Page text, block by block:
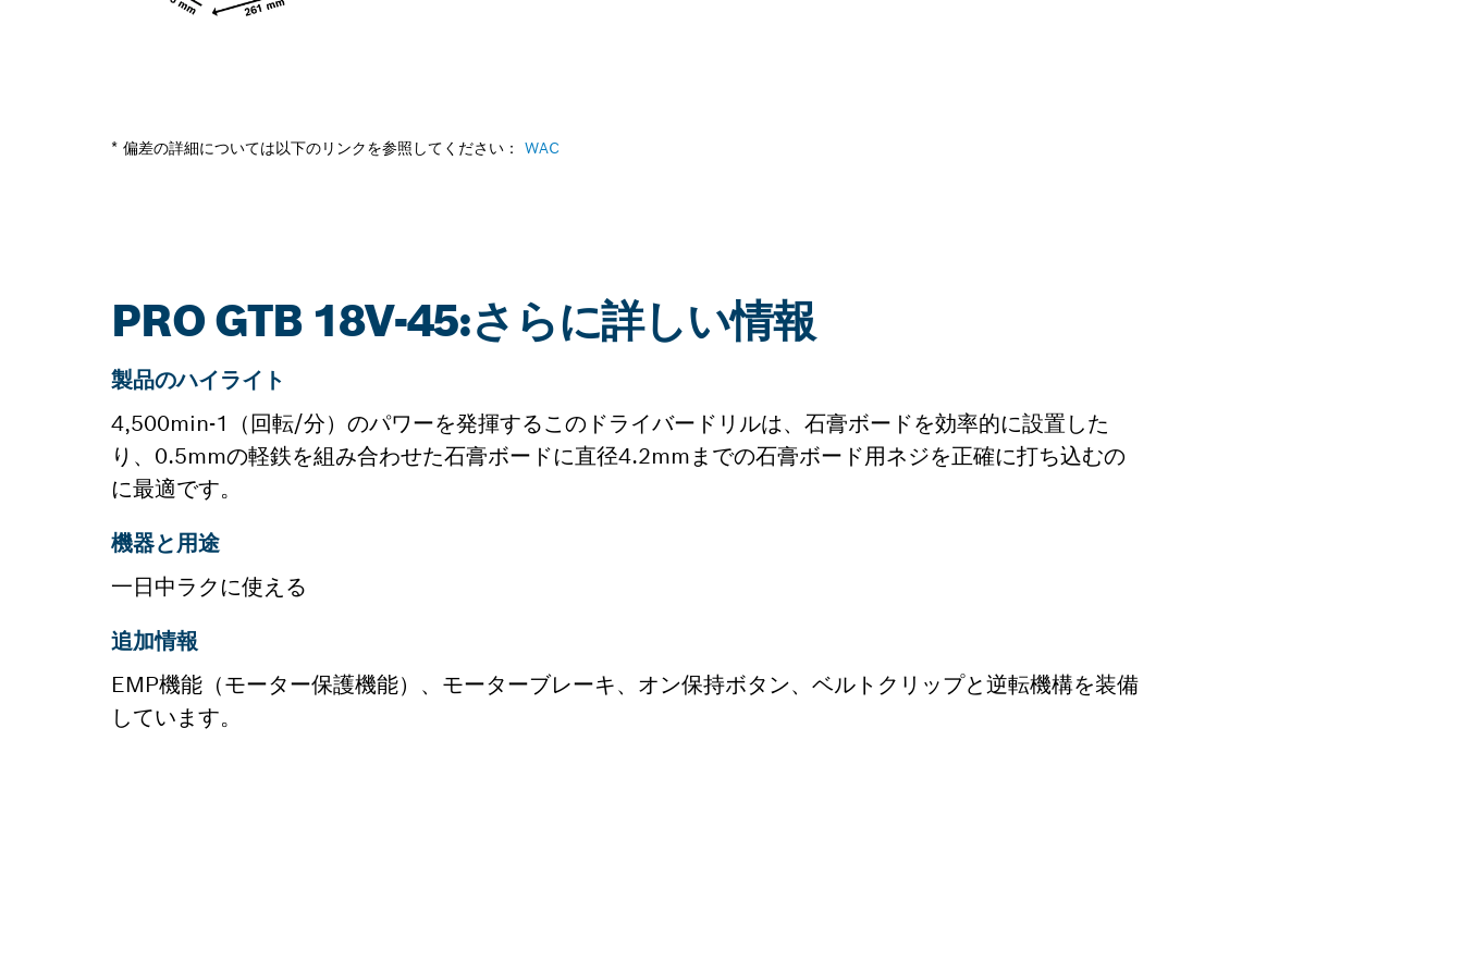
* 偏差の詳細については以下のリンクを参照してください： WAC
PRO GTB 18V-45:さらに詳しい情報
製品のハイライト
4,500min-1（回転/分）のパワーを発揮するこのドライバードリルは、石膏ボードを効率的に設置した
り、0.5mmの軽鉄を組み合わせた石膏ボードに直径4.2mmまでの石膏ボード用ネジを正確に打ち込むの
に最適です。
機器と用途
一日中ラクに使える
追加情報
EMP機能（モーター保護機能）、モーターブレーキ、オン保持ボタン、ベルトクリップと逆転機構を装備
しています。